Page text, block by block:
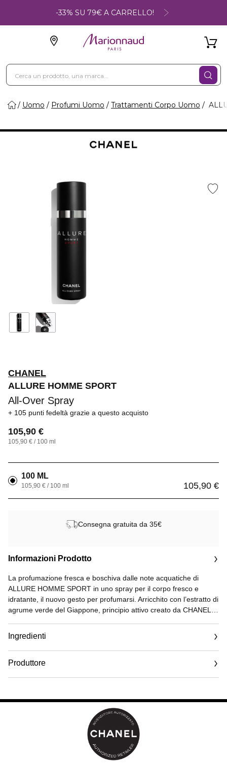
-33% SU 79€ A CARRELLO!
Uomo Profumi Uomo Trattamenti Corpo Uomo
CHANEL
ALLURE HOMME SPORT
All-Over Spray
105 punti fedeltà grazie a questo acquisto
105,90 €
105,90 € / 100 ml
100 ML
105,90 €
105,90 € / 100 ml
Consegna gratuita da 35€
Informazioni Prodotto
La profumazione fresca e boschiva dalle note acquatiche di
ALLURE HOMME SPORT in uno spray per il corpo fresco e
idratante, il nuovo gesto per profumarsi. Arricchito con l’estratto di
agrume verde del Giappone, principio attivo creato da CHANEL,
sensazione di confort e l’idratazione della pelle. La brume leggera
la lascia delicatamente profumata. Appositamente creato per
essere portato sempre con sé, il packaging da viaggio permette
di prolungare la persistenza della fragranza con eleganza, in ogni
Ingredienti
Produttore